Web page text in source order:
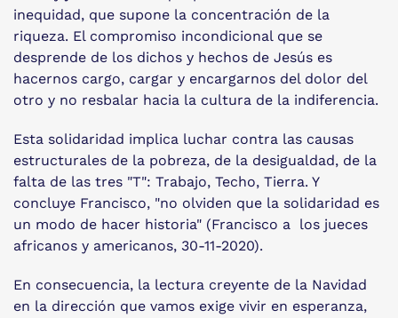
inequidad, que supone la concentración de la
riqueza. El compromiso incondicional que se
desprende de los dichos y hechos de Jesús es
hacernos cargo, cargar y encargarnos del dolor del
otro y no resbalar hacia la cultura de la indiferencia.
Esta solidaridad implica luchar contra las causas
estructurales de la pobreza, de la desigualdad, de la
falta de las tres "T": Trabajo, Techo, Tierra. Y
concluye Francisco, "no olviden que la solidaridad es
un modo de hacer historia" (Francisco a los jueces
africanos y americanos, 30-11-2020).
En consecuencia, la lectura creyente de la Navidad
en la dirección que vamos exige vivir en esperanza,